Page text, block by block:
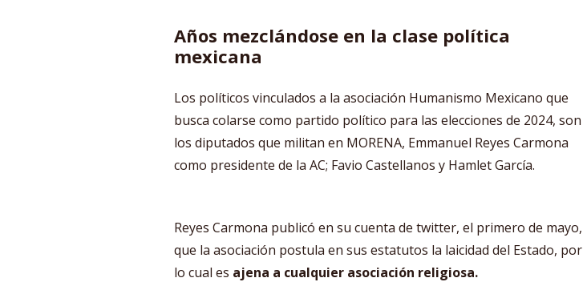
Años mezclándose en la clase política
mexicana
Los políticos vinculados a la asociación Humanismo Mexicano que
busca colarse como partido político para las elecciones de 2024, son
los diputados que militan en MORENA, Emmanuel Reyes Carmona
como presidente de la AC; Favio Castellanos y Hamlet García.
Reyes Carmona publicó en su cuenta de twitter, el primero de mayo,
que la asociación postula en sus estatutos la laicidad del Estado, por
lo cual es ajena a cualquier asociación religiosa.